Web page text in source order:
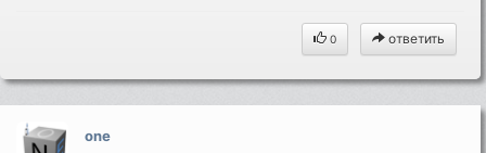
0 ответить
one